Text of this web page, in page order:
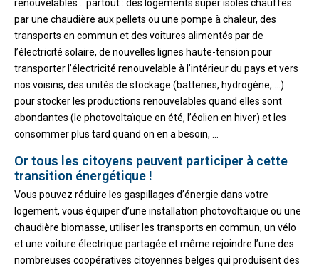
renouvelables …partout : des logements super isolés chauffés
par une chaudière aux pellets ou une pompe à chaleur, des
transports en commun et des voitures alimentés par de
l’électricité solaire, de nouvelles lignes haute-tension pour
transporter l’électricité renouvelable à l’intérieur du pays et vers
nos voisins, des unités de stockage (batteries, hydrogène, …)
pour stocker les productions renouvelables quand elles sont
abondantes (le photovoltaïque en été, l’éolien en hiver) et les
consommer plus tard quand on en a besoin, …
Or tous les citoyens peuvent participer à cette
transition énergétique !
Vous pouvez réduire les gaspillages d’énergie dans votre
logement, vous équiper d’une installation photovoltaïque ou une
chaudière biomasse, utiliser les transports en commun, un vélo
et une voiture électrique partagée et même rejoindre l’une des
nombreuses coopératives citoyennes belges qui produisent des